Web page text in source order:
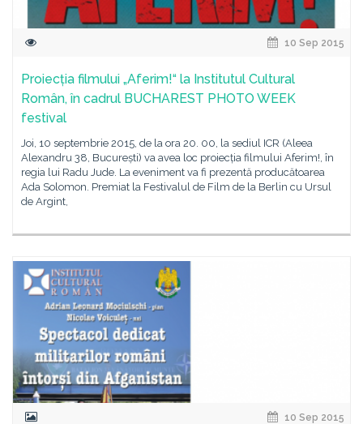
10 Sep 2015
Proiecția filmului „Aferim!“ la Institutul Cultural
Român, în cadrul BUCHAREST PHOTO WEEK
festival
Joi, 10 septembrie 2015, de la ora 20. 00, la sediul ICR (Aleea
Alexandru 38, București) va avea loc proiecția filmului Aferim!, în
regia lui Radu Jude. La eveniment va fi prezentă producătoarea
Ada Solomon. Premiat la Festivalul de Film de la Berlin cu Ursul
de Argint,
10 Sep 2015